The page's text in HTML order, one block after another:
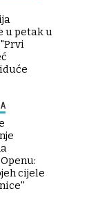
u petak u
cijele